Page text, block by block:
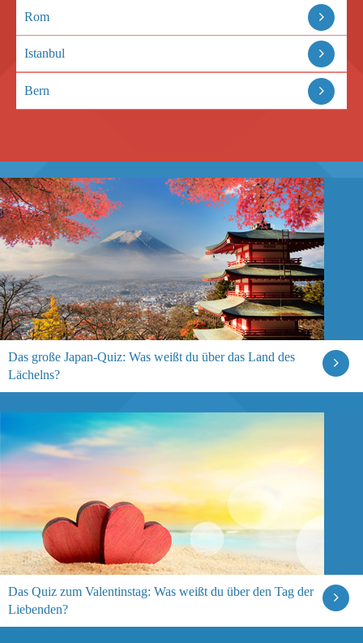
Rom
Istanbul
Bern
Das große Japan-Quiz: Was weißt du über das Land des
Lächelns?
Das Quiz zum Valentinstag: Was weißt du über den Tag der
Liebenden?